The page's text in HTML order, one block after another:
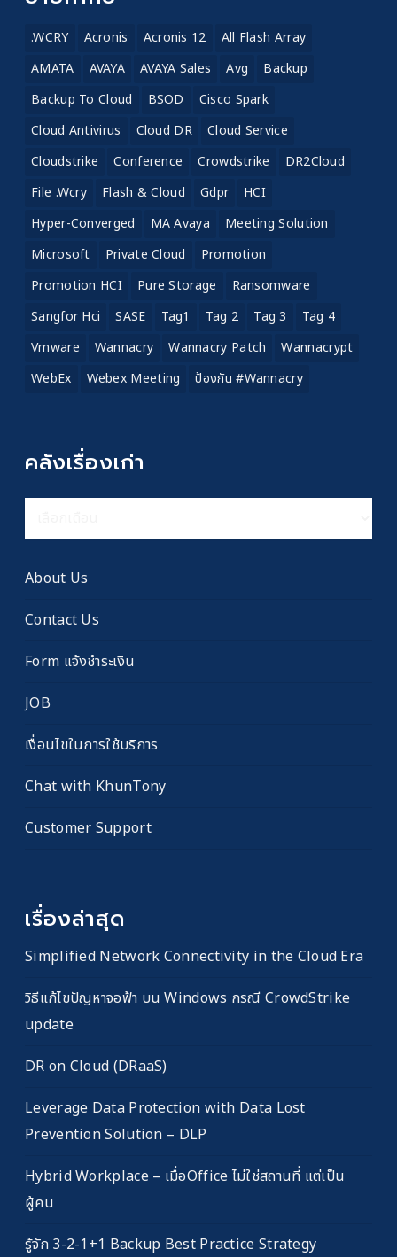
.WCRY Acronis Acronis 12
All Flash Array
AMATA
AVAYA AVAYA Sales Avg
Backup
Backup To Cloud
BSOD
Cisco Spark
Cloud Antivirus
Cloud DR
Cloud Service
Cloudstrike
Conference Crowdstrike
DR2Cloud
File .wcry
Flash & Cloud Gdpr
HCI
Hyper-Converged
MA Avaya
Meeting Solution
Microsoft
Private Cloud
Promotion
Promotion HCI
Pure Storage
Ransomware
Sangfor Hci
SASE Tag1 Tag 2 Tag 3
Tag 4
Vmware
Wannacry Wannacry Patch
Wannacrypt
WebEx
Webex Meeting ป้องกัน #wannacry
คลังเรื่องเก่า
เรื่อง
About Us
Contact Us
Form แจ้งชำระเงิน
JOB
เงื่อนไขในการใช้บริการ
Chat with KhunTony
Customer Support
เรื่องล่าสุด
Simplified Network Connectivity in the Cloud Era
วิธีแก้ไขปัญหาจอฟ้า บน Windows กรณี CrowdStrike
update
DR on Cloud (DRaaS)
Leverage Data Protection with Data Lost
Prevention Solution – DLP
Hybrid Workplace – เมื่อOffice ไม่ใช่สถานที่ แต่เป็น
ผู้คน
รู้จัก 3-2-1+1 Backup Best Practice Strategy